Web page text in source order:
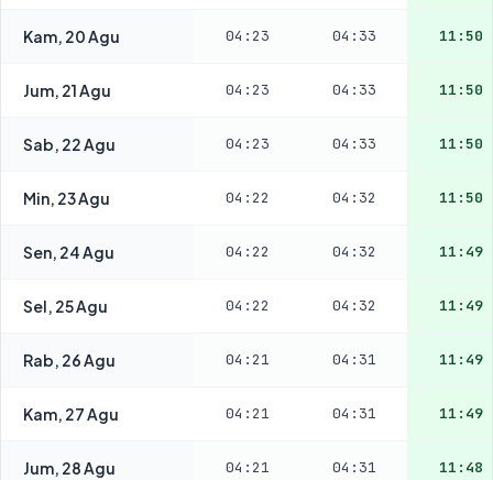
Kam, 20 Agu 04:23 04:33 11:50
Jum, 21 Agu 04:23 04:33 11:50
Sab, 22 Agu 04:23 04:33 11:50
Min, 23 Agu 04:22 04:32 11:50
Sen, 24 Agu 04:22 04:32 11:49
Sel, 25 Agu 04:22 04:32 11:49
Rab, 26 Agu 04:21 04:31 11:49
Kam, 27 Agu 04:21 04:31 11:49
Jum, 28 Agu 04:21 04:31 11:48